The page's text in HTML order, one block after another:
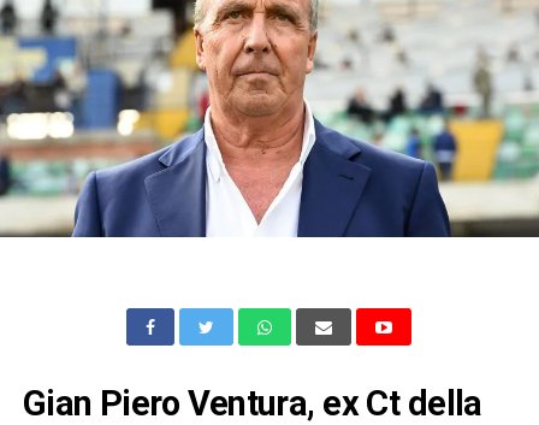
Gian Piero Ventura, ex Ct della